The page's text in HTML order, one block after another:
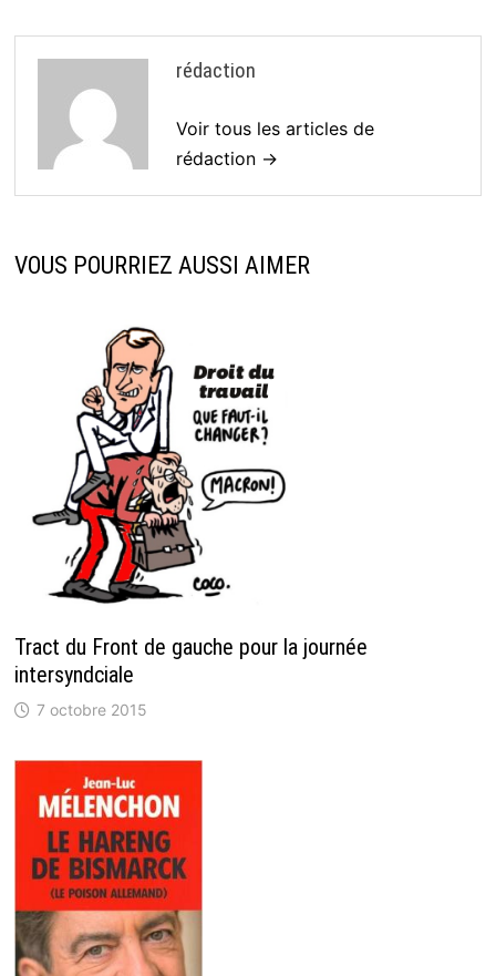
rédaction
Voir tous les articles de
rédaction →
VOUS POURRIEZ AUSSI AIMER
Tract du Front de gauche pour la journée
intersyndciale
7 octobre 2015